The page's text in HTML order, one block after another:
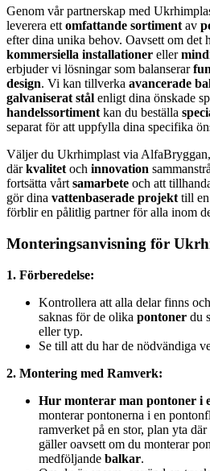
Genom vår partnerskap med
leverera ett omfattande sortiment av
efter dina unika behov. Oavsett om det
kommersiella installationer eller
erbjuder vi lösningar som balanserar
design. Vi kan tillverka avancerade
galvaniserat stål enligt dina önskade
handelssortiment kan du beställa
separat för att uppfylla dina specifika
Väljer du Ukrhimplast via
därkvalitet och innovation
fortsätta vårt samarbete och att
gör dina vattenbaserade projekt till
förblir en pålitlig partner för alla inom
Monteringsanvisning för
1. Förberedelse:
Kontrollera att alla delar finns
saknas för de olika pontoner du
eller typ.
Se till att du har de nödvändiga
2. Montering med Ramverk:
Hur monterar man pontoner i
monterar pontonerna i en
ramverket på en stor, plan yta
gäller oavsett om du monterar
medföljande balkar.